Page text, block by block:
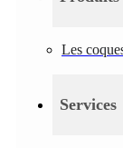
Les
Services